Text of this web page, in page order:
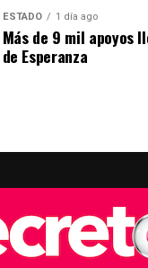
ESTADO 1 día ago
Más de 9 mil apoyos
de Esperanza